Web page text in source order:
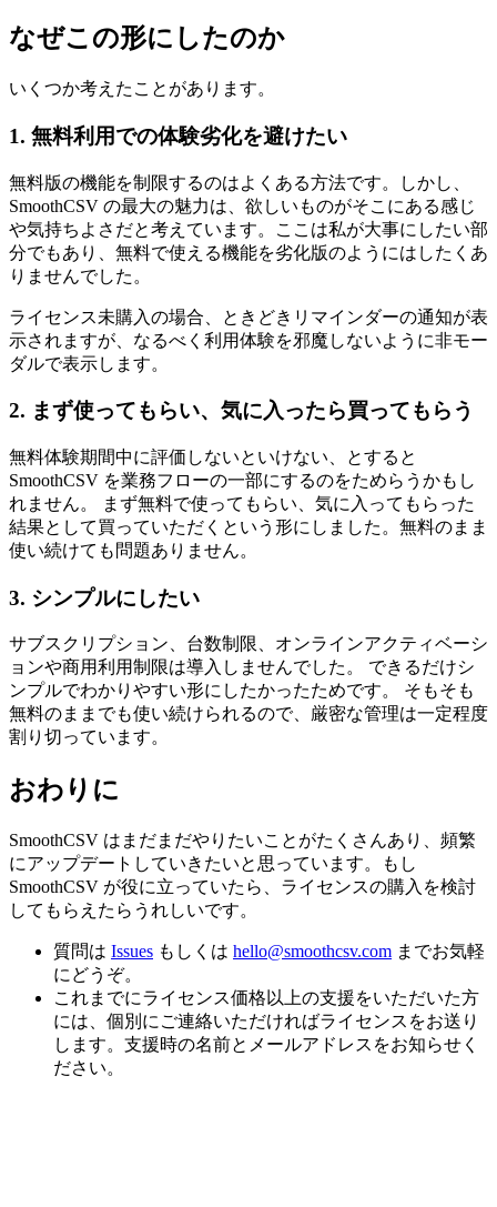
なぜこの形にしたのか
いくつか考えたことがあります。
1. 無料利用での体験劣化を避けたい
無料版の機能を制限するのはよくある方法です。しかし、
SmoothCSV の最大の魅力は、欲しいものがそこにある感じ
や気持ちよさだと考えています。ここは私が大事にしたい部
分でもあり、無料で使える機能を劣化版のようにはしたくあ
りませんでした。
ライセンス未購入の場合、ときどきリマインダーの通知が表
示されますが、なるべく利用体験を邪魔しないように非モー
ダルで表示します。
2. まず使ってもらい、気に入ったら買ってもらう
無料体験期間中に評価しないといけない、とすると
SmoothCSV を業務フローの一部にするのをためらうかもし
れません。 まず無料で使ってもらい、気に入ってもらった
結果として買っていただくという形にしました。無料のまま
使い続けても問題ありません。
3. シンプルにしたい
サブスクリプション、台数制限、オンラインアクティベーシ
ョンや商用利用制限は導入しませんでした。 できるだけシ
ンプルでわかりやすい形にしたかったためです。 そもそも
無料のままでも使い続けられるので、厳密な管理は一定程度
割り切っています。
おわりに
SmoothCSV はまだまだやりたいことがたくさんあり、頻繁
にアップデートしていきたいと思っています。もし
SmoothCSV が役に立っていたら、ライセンスの購入を検討
してもらえたらうれしいです。
質問は Issues もしくは hello@smoothcsv.com までお気軽
にどうぞ。
これまでにライセンス価格以上の支援をいただいた方
には、個別にご連絡いただければライセンスをお送り
します。支援時の名前とメールアドレスをお知らせく
ださい。